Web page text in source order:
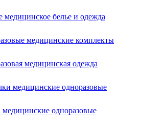
медицинское белье и одежда
медицинские комплекты
медицинская одежда
медицинские одноразовые
одноразовые